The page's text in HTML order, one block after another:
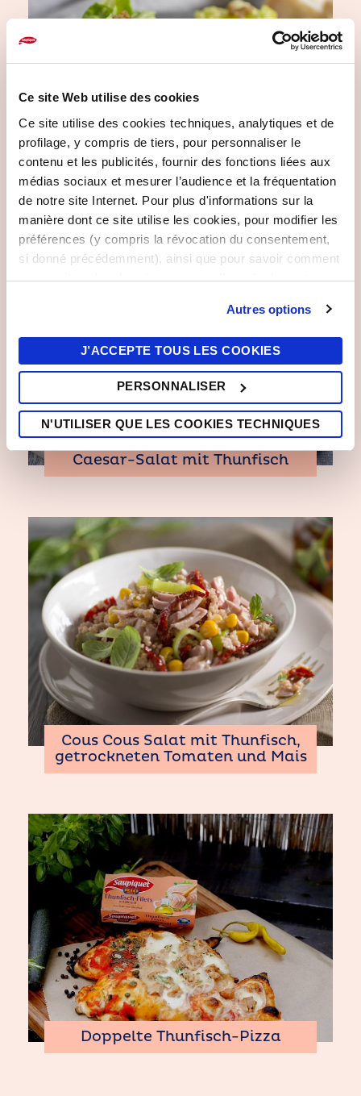
Ce site Web utilise des cookies
Ce site utilise des cookies techniques, analytiques et de
profilage, y compris de tiers, pour personnaliser le
contenu et les publicités, fournir des fonctions liées aux
médias sociaux et mesurer l’audience et la fréquentation
de notre site Internet. Pour plus d'informations sur la
manière dont ce site utilise les cookies, pour modifier les
préférences (y compris la révocation du consentement,
si donné précédemment), ainsi que pour savoir comment
nous traitons les données personnelles - également
informations complètes sur les cookies et la
confidentialité des informationsici. Nous vous rappelons
que si vous cliquez sur "N'utiliser que les cookies
nécessaires", aucun cookie ou autre outil de suivi autre
que technique ne sera installé. En cliquant sur "J'accepte
tous les cookies", vous consentez à l'installation de tous
les cookies utilisés par le site. En cliquant sur "Autres
options", vous pouvez sélectionner les cookies que vous
Autres options
J’ACCEPTE TOUS LES COOKIES
PERSONNALISER
N'UTILISER QUE LES COOKIES TECHNIQUES
Caesar Salat mit Thunfisch
Caesar-Salat mit Thunfisch
Cous Cous Salat mit Thunfisch,
getrockneten Tomaten und Mais
Doppelte Thunfisch-Pizza